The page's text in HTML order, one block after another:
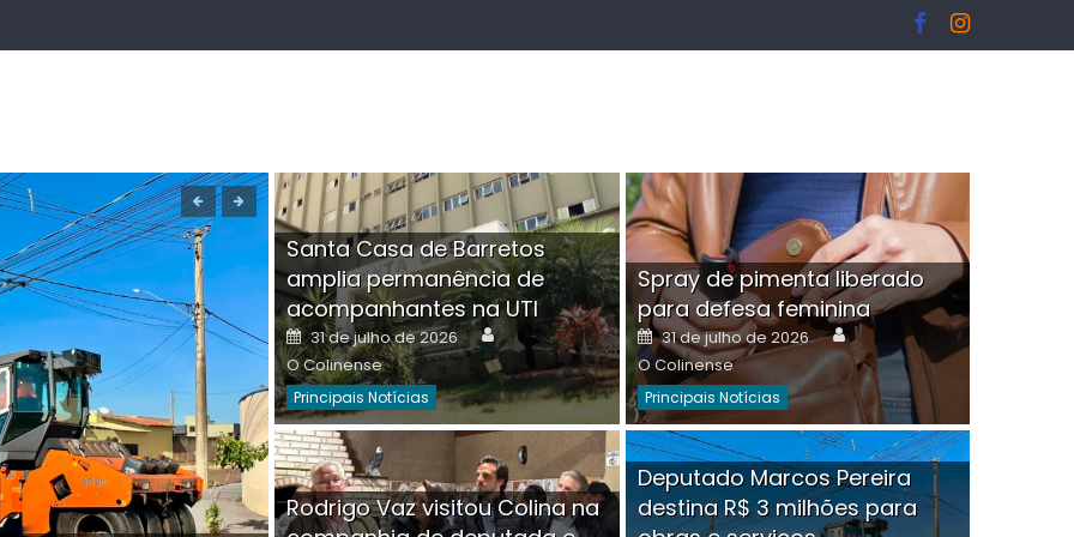
Boutique na Av. Ângelo Martins Tristão é
invadida por criminoso mascarado
Santa Casa de Barretos
amplia permanência de
acompanhantes na UTI
Posted
on
31 de julho de 2026 Author
O Colinense
Principais Notícias
Spray de pimenta liberado
para defesa feminina
Posted
on
31 de julho de 2026 Author
O Colinense
Principais Notícias
Rodrigo Vaz visitou Colina na
Deputado Marcos Pereira
destina R$ 3 milhões para